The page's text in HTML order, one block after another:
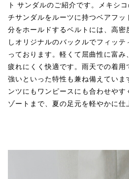
ト サンダルのご紹介です。メキシ
チサンダルをルーツに持つベアフッ
分をホールドするベルトには、高密
しオリジナルのバックルでフィッ
っております。軽くて屈曲性に富
疲れにくく快適です。雨天での着用
強いといった特性も兼ね備えていま
ンツにもワンピースにも合わせやす
ゾートまで、夏の足元を軽やかに仕